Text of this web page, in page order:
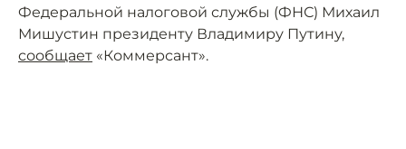
Федеральной налоговой службы (ФНС) Михаил
Мишустин президенту Владимиру Путину,
сообщает «Коммерсант».